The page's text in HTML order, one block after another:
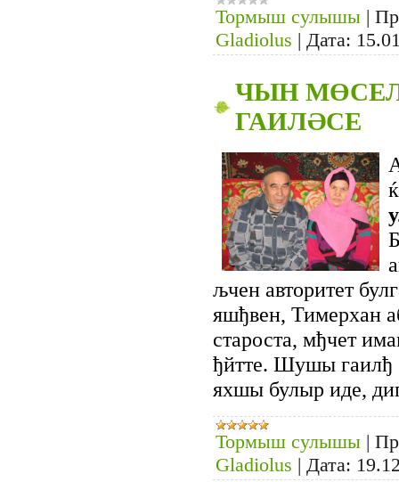
Тормыш сулышы |
Gladiolus | Дата:
ЧЫН
ГАИЛӘСЕ
љчен авторитет
яшђвен, Тимерхан
староста, мђчет
ђйтте. Шушы гаилђ
яхшы булыр иде,
Тормыш сулышы |
Gladiolus | Дата: